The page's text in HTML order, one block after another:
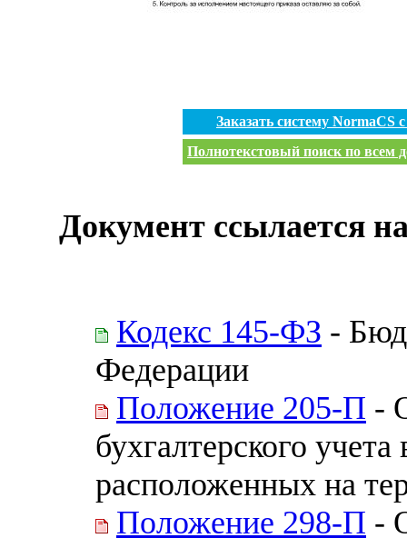
Заказать систему
Полнотекстовый поиск по всем
Документ ссылается
Кодекс 145-ФЗ -
Федерации
Положение 205-П -
бухгалтерского
расположенных на
Положение 298-П -